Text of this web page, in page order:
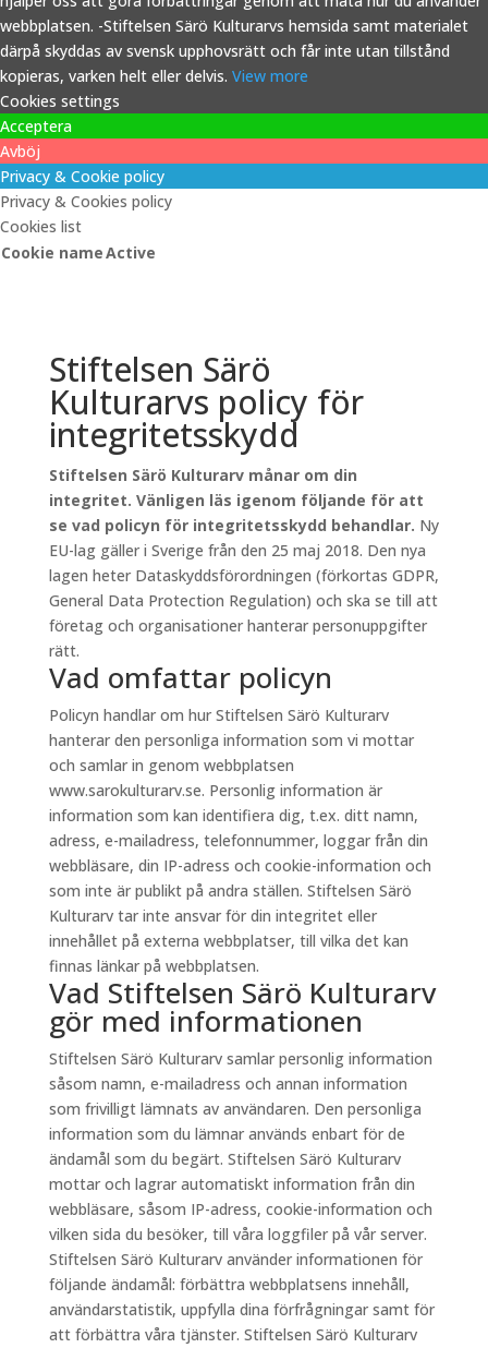
webbplatsen. -Stiftelsen Särö Kulturarvs hemsida samt materialet
därpå skyddas av svensk upphovsrätt och får inte utan tillstånd
kopieras, varken helt eller delvis. View more
Cookies settings
Acceptera
Avböj
Privacy & Cookie policy
Privacy & Cookies policy
Cookies list
Cookie nameActive
Stiftelsen Särö
Kulturarvs policy för
integritetsskydd
Stiftelsen Särö Kulturarv månar om din
integritet. Vänligen läs igenom följande för att
se vad policyn för integritetsskydd behandlar. Ny
EU-lag gäller i Sverige från den 25 maj 2018. Den nya
lagen heter Dataskyddsförordningen (förkortas GDPR,
General Data Protection Regulation) och ska se till att
företag och organisationer hanterar personuppgifter
rätt.
Vad omfattar policyn
Policyn handlar om hur Stiftelsen Särö Kulturarv
hanterar den personliga information som vi mottar
och samlar in genom webbplatsen
www.sarokulturarv.se. Personlig information är
information som kan identifiera dig, t.ex. ditt namn,
adress, e-mailadress, telefonnummer, loggar från din
webbläsare, din IP-adress och cookie-information och
som inte är publikt på andra ställen. Stiftelsen Särö
Kulturarv tar inte ansvar för din integritet eller
innehållet på externa webbplatser, till vilka det kan
finnas länkar på webbplatsen.
Vad Stiftelsen Särö Kulturarv
gör med informationen
Stiftelsen Särö Kulturarv samlar personlig information
såsom namn, e-mailadress och annan information
som frivilligt lämnats av användaren. Den personliga
information som du lämnar används enbart för de
ändamål som du begärt. Stiftelsen Särö Kulturarv
mottar och lagrar automatiskt information från din
webbläsare, såsom IP-adress, cookie-information och
vilken sida du besöker, till våra loggfiler på vår server.
Stiftelsen Särö Kulturarv använder informationen för
följande ändamål: förbättra webbplatsens innehåll,
användarstatistik, uppfylla dina förfrågningar samt för
att förbättra våra tjänster. Stiftelsen Särö Kulturarv